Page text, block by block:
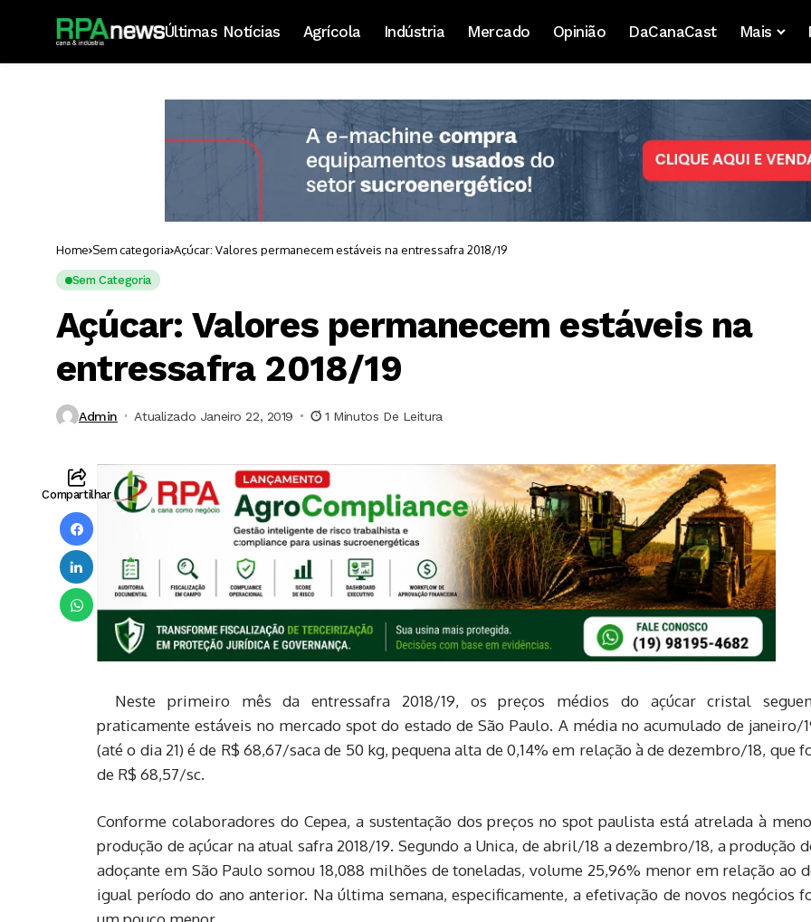
Últimas Notícias Agrícola Indústria Mercado Opinião DaCanaCast Mais
Home Sem categoria Açúcar: Valores permanecem estáveis na entressafra 2018/19
Sem Categoria
Açúcar: Valores permanecem estáveis na
entressafra 2018/19
Admin Atualizado Janeiro 22, 2019 1 Minutos De Leitura
Compartilhar
Neste primeiro mês da entressafra 2018/19, os preços médios do açúcar cristal
praticamente estáveis no mercado spot do estado de São Paulo. A média no acumulado de janeiro/
(até o dia 21) é de R$ 68,67/saca de 50 kg, pequena alta de 0,14% em relação à de dezembro/18, que
de R$ 68,57/sc.
Conforme colaboradores do Cepea, a sustentação dos preços no spot paulista está atrelada à
produção de açúcar na atual safra 2018/19. Segundo a Unica, de abril/18 a dezembro/18, a produção
adoçante em São Paulo somou 18,088 milhões de toneladas, volume 25,96% menor em relação ao
igual período do ano anterior. Na última semana, especificamente, a efetivação de novos negócios